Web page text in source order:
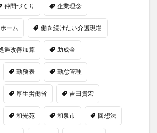
仲間づくり 企業理念
ーム 働き続けたい介護現場
遇改善加算 助成金
勤務表 勤怠管理
厚生労働省 吉田貴宏
和光苑 和泉市 回想法